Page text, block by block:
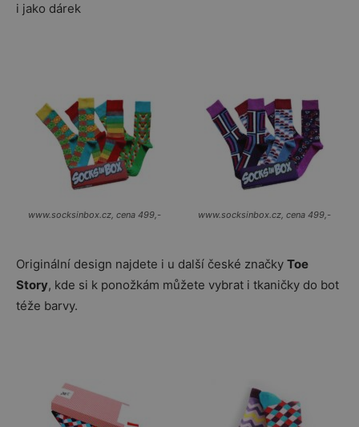
i jako dárek
www.socksinbox.cz, cena 499,- www.socksinbox.cz, cena 499,-
Originální design najdete i u další české značky Toe
Story, kde si k ponožkám můžete vybrat i tkaničky do bot
téže barvy.